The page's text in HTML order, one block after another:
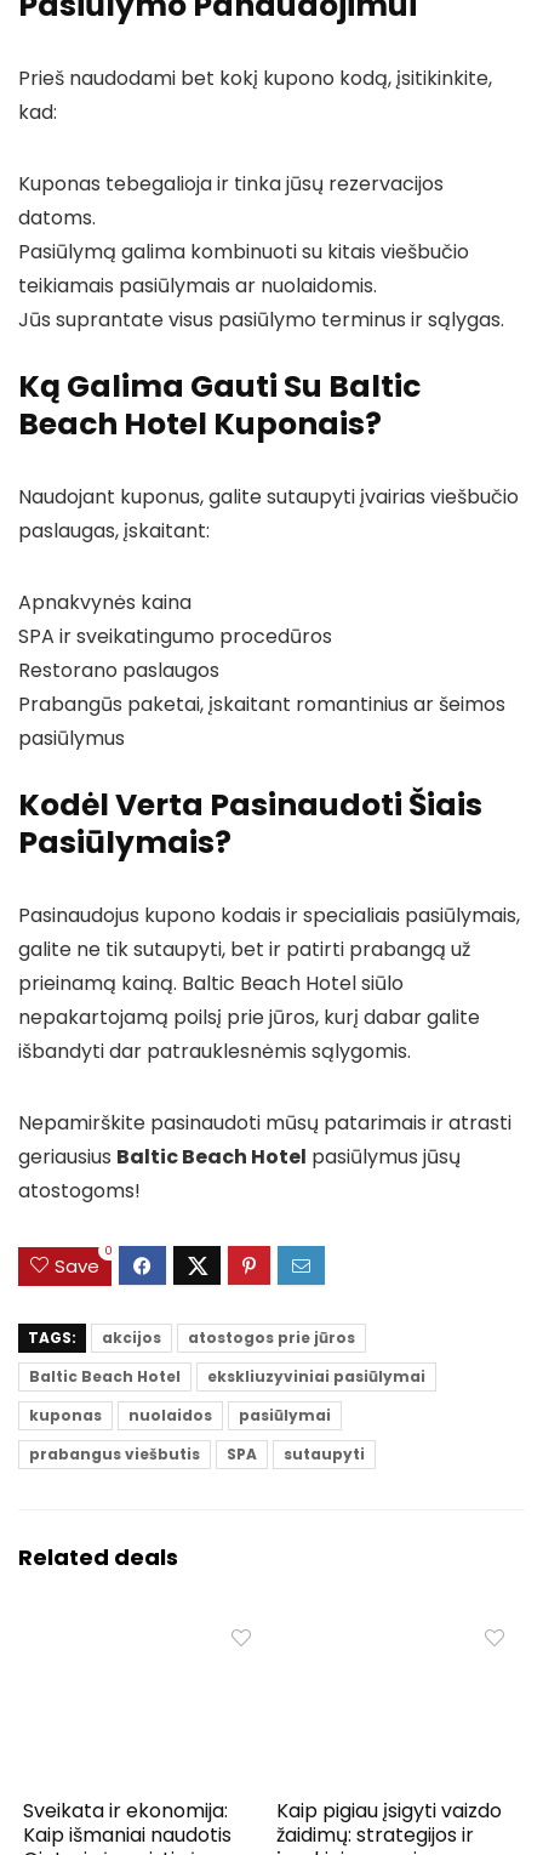
Prieš naudodami bet kokį kupono kodą, įsitikinkite,
kad:
Kuponas tebegalioja ir tinka jūsų rezervacijos
datoms.
Pasiūlymą galima kombinuoti su kitais viešbučio
teikiamais pasiūlymais ar nuolaidomis.
Jūs suprantate visus pasiūlymo terminus ir sąlygas.
Ką Galima Gauti Su Baltic
Beach Hotel Kuponais?
Naudojant kuponus, galite sutaupyti įvairias viešbučio
paslaugas, įskaitant:
Apnakvynės kaina
SPA ir sveikatingumo procedūros
Restorano paslaugos
Prabangūs paketai, įskaitant romantinius ar šeimos
pasiūlymus
Kodėl Verta Pasinaudoti Šiais
Pasiūlymais?
Pasinaudojus kupono kodais ir specialiais pasiūlymais,
galite ne tik sutaupyti, bet ir patirti prabangą už
prieinamą kainą. Baltic Beach Hotel siūlo
nepakartojamą poilsį prie jūros, kurį dabar galite
išbandyti dar patrauklesnėmis sąlygomis.
Nepamirškite pasinaudoti mūsų patarimais ir atrasti
geriausius Baltic Beach Hotel pasiūlymus jūsų
atostogoms!
Save
0
TAGS: akcijos
atostogos prie jūros
Baltic Beach Hotel
ekskliuzyviniai pasiūlymai
kuponas
nuolaidos
pasiūlymai
prabangus viešbutis
SPA sutaupyti
Related deals
Sveikata ir ekonomija:
Kaip išmaniai naudotis
Kaip pigiau įsigyti vaizdo
žaidimų: strategijos ir